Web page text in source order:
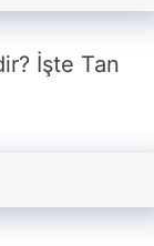
İşte Tan